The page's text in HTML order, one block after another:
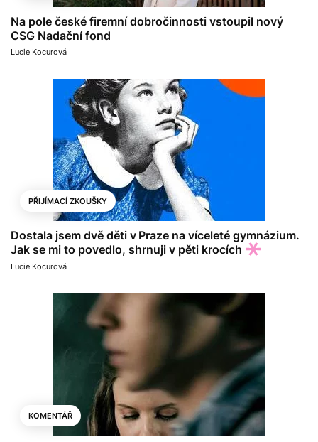
Na pole české firemní dobročinnosti vstoupil nový
CSG Nadační fond
Lucie Kocurová
PŘIJÍMACÍ ZKOUŠKY
Dostala jsem dvě děti v Praze na víceleté gymnázium.
Jak se mi to povedlo, shrnuji v pěti krocích
Lucie Kocurová
KOMENTÁŘ